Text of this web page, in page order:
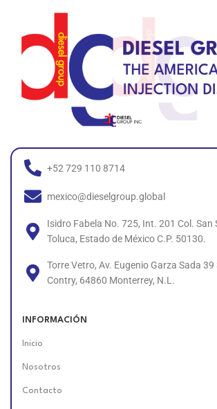
+52 729 110 8714
mexico@dieselgroup.global
Isidro Fabela No. 725, Int. 201 Col. San
Toluca, Estado de México C.P. 50130.
Torre Vetro, Av. Eugenio Garza Sada 39
Contry, 64860 Monterrey, N.L.
INFORMACIÓN
Inicio
Nosotros
Contacto